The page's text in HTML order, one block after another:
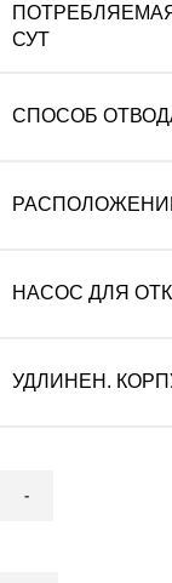
СУТ
СПОСОБ
НАСОС ДЛЯ
УДЛИНЕН.